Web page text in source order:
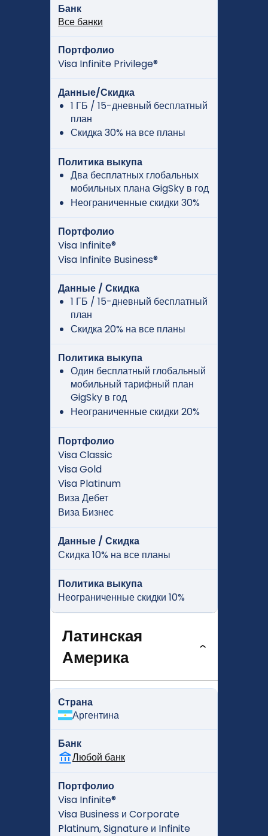
Банк
Все банки
Портфолио
Visa Infinite Privilege®
Данные/Скидка
1 ГБ / 15-дневный бесплатный
план
Скидка 30% на все планы
Политика выкупа
Два бесплатных глобальных
мобильных плана GigSky в год
Неограниченные скидки 30%
Портфолио
Visa Infinite®
Visa Infinite Business®
Данные / Скидка
1 ГБ / 15-дневный бесплатный
план
Скидка 20% на все планы
Политика выкупа
Один бесплатный глобальный
мобильный тарифный план
GigSky в год
Неограниченные скидки 20%
Портфолио
Visa Classic
Visa Gold
Visa Platinum
Виза Дебет
Виза Бизнес
Данные / Скидка
Скидка 10% на все планы
Политика выкупа
Неограниченные скидки 10%
Латинская
Америка
Страна
Аргентина
Банк
Любой банк
Портфолио
Visa Infinite®
Visa Business и Corporate
Platinum, Signature и Infinite